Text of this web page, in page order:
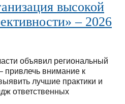
высокой
– 2026
объявил региональный
привлечь внимание к
лучшие практики и
ответственных